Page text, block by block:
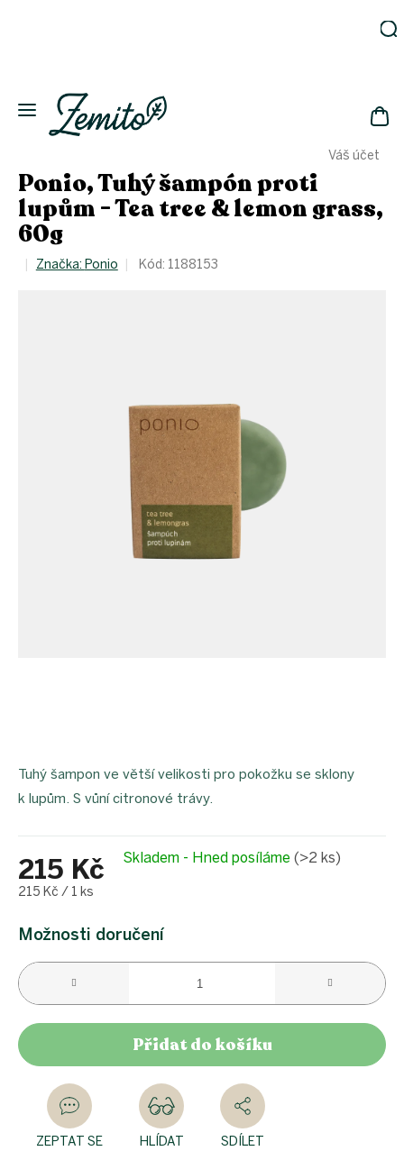
Váš účet
Eko
domácnost
Kosmetika
Eko
láhve
Akce
Zachraň
Ponio, Tuhý šampón proti
lupům - Tea tree & lemon grass,
60g
Značka: Ponio Kód: 1188153
215 Kč
Měrná
215 Kč / 1 ks
Skladem - Hned posíláme (>2 ks)
Možnosti doručení
Přidat do košíku
Tuhý šampon ve větší velikosti pro pokožku se sklony
k lupům. S vůní citronové trávy.
ZEPTAT SE HLÍDAT SDÍLET